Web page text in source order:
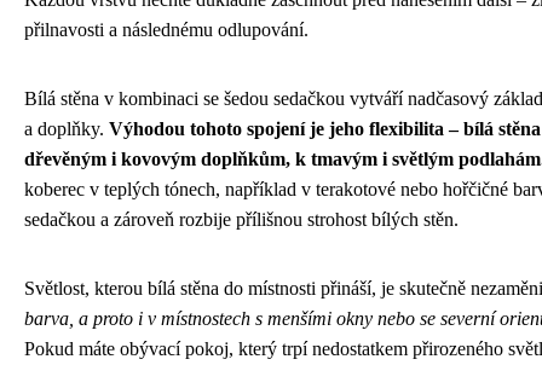
přilnavosti a následnému odlupování.
Bílá stěna v kombinaci se šedou sedačkou vytváří nadčasový
a doplňky. Výhodou tohoto spojení je jeho flexibilita – bílá
dřevěným i kovovým doplňkům, k tmavým i světlým
koberec v teplých tónech, například v terakotové nebo hořčičné
sedačkou a zároveň rozbije přílišnou strohost bílých stěn.
Světlost, kterou bílá stěna do místnosti přináší, je skutečně
barva, a proto i v místnostech s menšími okny nebo se severní
Pokud máte obývací pokoj, který trpí nedostatkem přirozeného